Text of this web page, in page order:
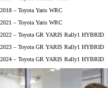
2018 – Toyota Yaris WRC
2021 – Toyota Yaris WRC
2022 – Toyota GR YARIS Rally1 HYBRID
2023 – Toyota GR YARIS Rally1 HYBRID
2024 – Toyota GR YARIS Rally1 HYBRID